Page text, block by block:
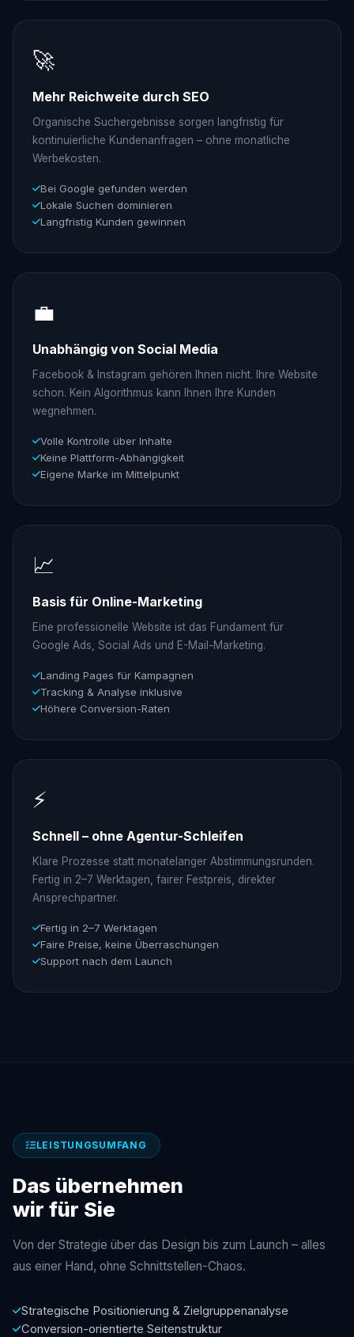
🚀
Mehr Reichweite durch SEO
Organische Suchergebnisse sorgen langfristig für
kontinuierliche Kundenanfragen – ohne monatliche
Werbekosten.
Bei Google gefunden werden
Lokale Suchen dominieren
Langfristig Kunden gewinnen
💼
Unabhängig von Social Media
Facebook & Instagram gehören Ihnen nicht. Ihre Website
schon. Kein Algorithmus kann Ihnen Ihre Kunden
wegnehmen.
Volle Kontrolle über Inhalte
Keine Plattform-Abhängigkeit
Eigene Marke im Mittelpunkt
📈
Basis für Online-Marketing
Eine professionelle Website ist das Fundament für
Google Ads, Social Ads und E-Mail-Marketing.
Landing Pages für Kampagnen
Tracking & Analyse inklusive
Höhere Conversion-Raten
⚡
Schnell – ohne Agentur-Schleifen
Klare Prozesse statt monatelanger Abstimmungsrunden.
Fertig in 2–7 Werktagen, fairer Festpreis, direkter
Ansprechpartner.
Fertig in 2–7 Werktagen
Faire Preise, keine Überraschungen
Support nach dem Launch
LEISTUNGSUMFANG
Das übernehmen
wir für Sie
Von der Strategie über das Design bis zum Launch – alles
aus einer Hand, ohne Schnittstellen-Chaos.
Strategische Positionierung & Zielgruppenanalyse
Conversion-orientierte Seitenstruktur